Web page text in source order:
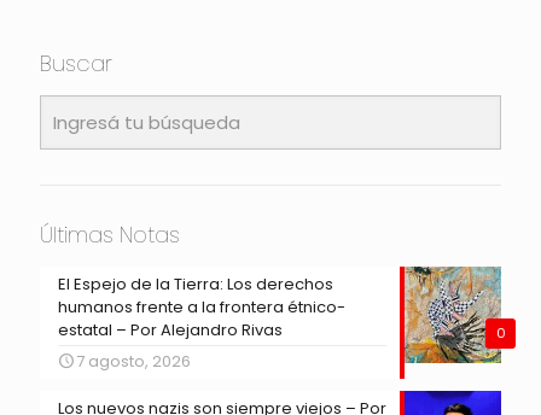
Buscar
Últimas Notas
0
El Espejo de la Tierra: Los derechos
humanos frente a la frontera étnico-
estatal – Por Alejandro Rivas
7 agosto, 2026
Los nuevos nazis son siempre viejos – Por